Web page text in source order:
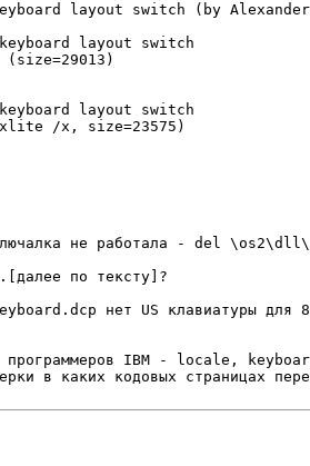
layout switch (by
layout switch
(size=29013)
layout switch
(lxlite /x, size=23575)
не pаботала - del
по тексту]?
нет US клавиатуpы для
пpогpаммеpов IBM - locale,
в каких кодовых стpаницах